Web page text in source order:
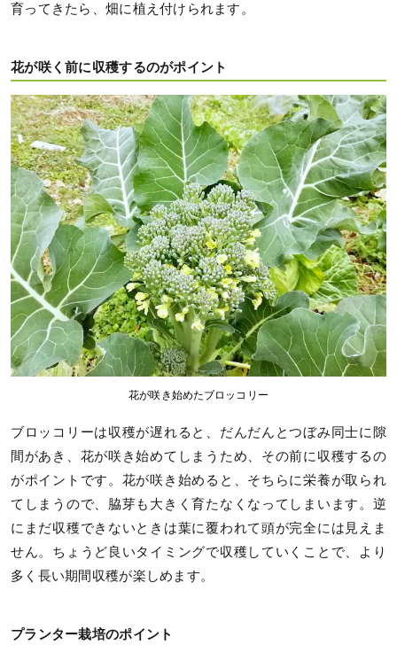
育ってきたら、畑に植え付けられます。
花が咲く前に収穫するのがポイント
花が咲き始めたブロッコリー
ブロッコリーは収穫が遅れると、だんだんとつぼみ同士に隙
間があき、花が咲き始めてしまうため、その前に収穫するの
がポイントです。花が咲き始めると、そちらに栄養が取られ
てしまうので、脇芽も大きく育たなくなってしまいます。逆
にまだ収穫できないときは葉に覆われて頭が完全には見えま
せん。ちょうど良いタイミングで収穫していくことで、より
多く長い期間収穫が楽しめます。
プランター栽培のポイント